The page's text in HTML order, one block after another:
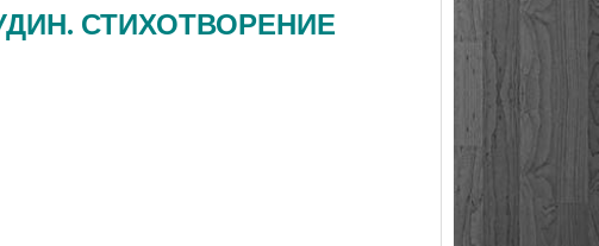
СТИХОТВОРЕНИЕ